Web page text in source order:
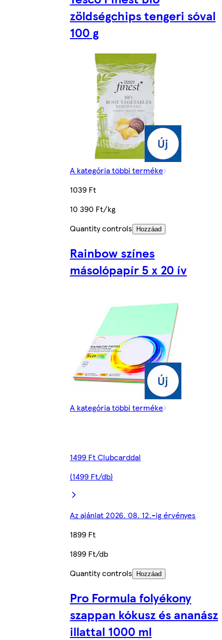
zöldségchips tengeri sóval
100 g
A kategória többi terméke
1039 Ft
10 390 Ft/kg
Quantity controls
Hozzáad
Rainbow színes
másolópapír 5 x 20 ív
A kategória többi terméke
1499 Ft Clubcarddal
(1499 Ft/db)
Az ajánlat 2026. 08. 12.-ig érvényes
1899 Ft
1899 Ft/db
Quantity controls
Hozzáad
Pro Formula folyékony
szappan kókusz és ananász
illattal 1000 ml